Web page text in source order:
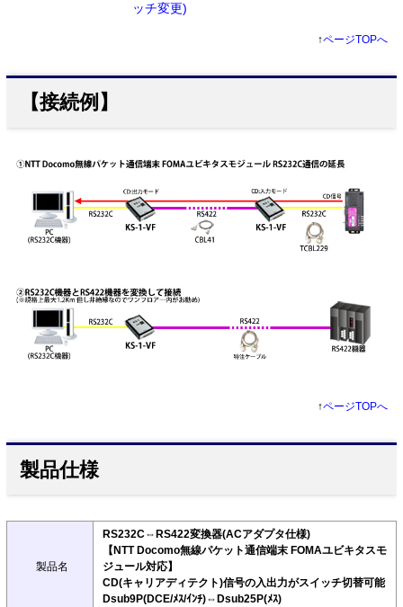
ッチ変更)
↑ページTOPへ
【接続例】
↑ページTOPへ
製品仕様
製品名
RS232C⇔RS422変換器(ACアダプタ仕様)
【NTT Docomo無線パケット通信端末 FOMAユビキタスモ
ジュール対応】
CD(キャリアディテクト)信号の入出力がスイッチ切替可能
Dsub9P(DCE/ﾒｽ/ｲﾝﾁ)⇔Dsub25P(ﾒｽ)